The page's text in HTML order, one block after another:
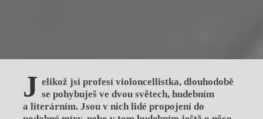
J elikož jsi profesí violoncellistka, dlouhodobě
se pohybuješ ve dvou světech, hudebním
a literárním. Jsou v nich lidé propojení do